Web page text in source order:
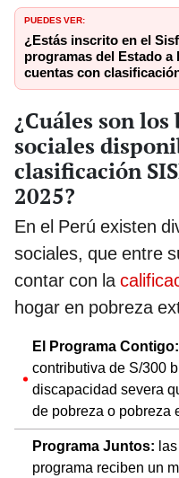
PUEDES VER:
¿Estás inscrito en el
programas del Estado a
cuentas con
¿Cuáles son
sociales
clasificación
2025?
En el Perú existen
sociales, que entre
contar con la
hogar en pobreza
El Programa Contigo:
contributiva de S/300
discapacidad severa
de pobreza o pobreza
Programa Juntos:
programa reciben un